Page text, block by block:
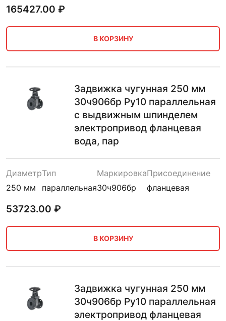
165427.00 ₽
В КОРЗИНУ
Задвижка чугунная 250 мм
30ч906бр Ру10 параллельная
с выдвижным шпинделем
электропривод фланцевая
вода, пар
Диаметр
250 мм
Тип
параллельная
Маркировка
30ч906бр
Присоединение
фланцевая
53723.00 ₽
В КОРЗИНУ
Задвижка чугунная 250 мм
30ч906бр Ру10 параллельная
электропривод фланцевая